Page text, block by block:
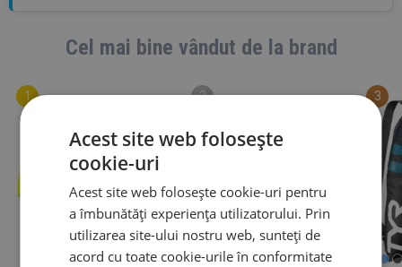
Cel mai bine vândut de la brand
Acest site web folosește
cookie-uri
Acest site web folosește cookie-uri pentru
a îmbunătăți experiența utilizatorului. Prin
utilizarea site-ului nostru web, sunteți de
acord cu toate cookie-urile în conformitate